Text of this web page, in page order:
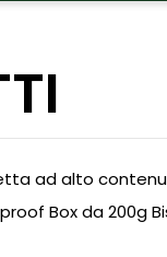
ad alto
Box da 200g